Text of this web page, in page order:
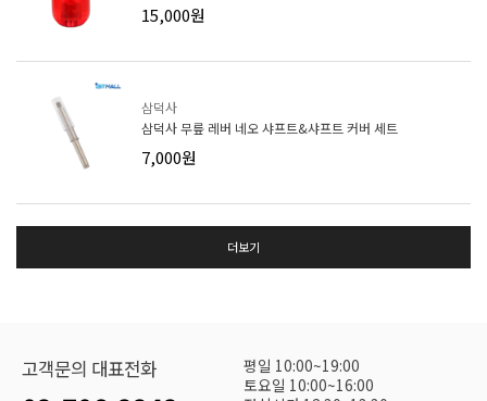
15,000원
삼덕사
삼덕사 무릎 레버 네오 샤프트&샤프트 커버 세트
7,000원
더보기
고객문의 대표전화
평일 10:00~19:00
토요일 10:00~16:00